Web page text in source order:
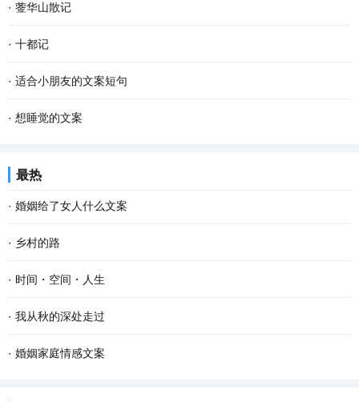
· 蓥华山散记
· 十都记
· 适合小朋友的文案短句
· 想睡觉的文案
最热
· 婚姻给了女人什么文案
· 乡村的路
· 时间・空间・人生
· 我从秋的深处走过
· 婚姻家庭情感文案